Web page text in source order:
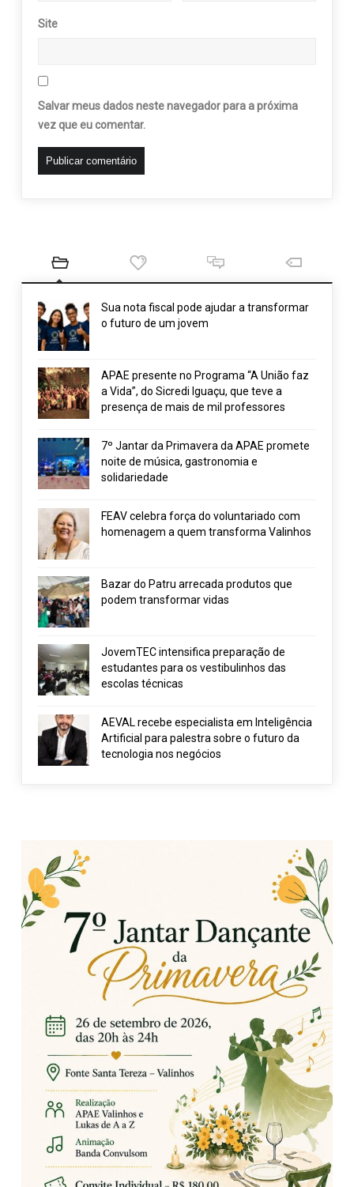
Site
Salvar meus dados neste navegador para a próxima
vez que eu comentar.
Sua nota fiscal pode ajudar a transformar
o futuro de um jovem
APAE presente no Programa “A União faz
a Vida”, do Sicredi Iguaçu, que teve a
presença de mais de mil professores
7º Jantar da Primavera da APAE promete
noite de música, gastronomia e
solidariedade
FEAV celebra força do voluntariado com
homenagem a quem transforma Valinhos
Bazar do Patru arrecada produtos que
podem transformar vidas
JovemTEC intensifica preparação de
estudantes para os vestibulinhos das
escolas técnicas
AEVAL recebe especialista em Inteligência
Artificial para palestra sobre o futuro da
tecnologia nos negócios